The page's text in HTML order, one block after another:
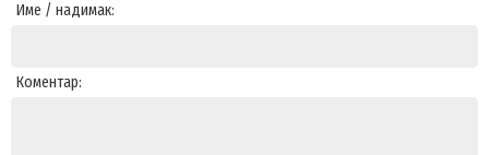
Име / надимак:
Коментар: